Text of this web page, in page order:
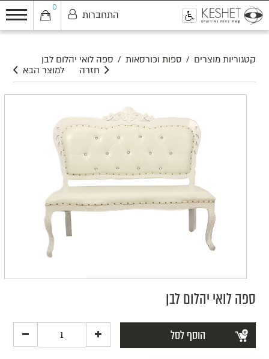
0
התחברות
קטגוריות מוצרים / ספות וכורסאות / ספה לואי יהלום לבן
למוצר הבא
חזרה
ספה לואי יהלום לבן
הוסף לסל